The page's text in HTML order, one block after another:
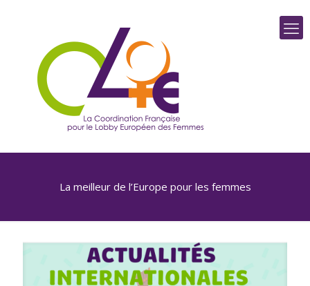
La meilleur de l’Europe pour les femmes